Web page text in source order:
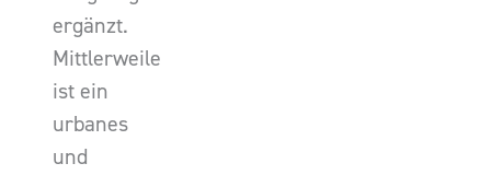
ergänzt.
Mittlerweile
ist ein
urbanes
und